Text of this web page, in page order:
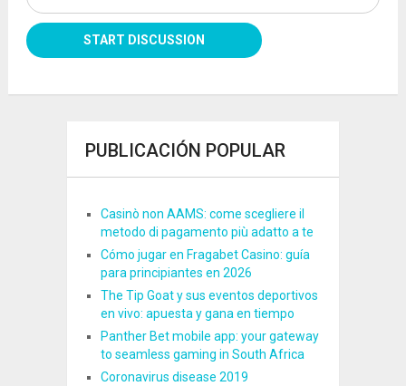
PUBLICACIÓN POPULAR
Casinò non AAMS: come scegliere il
metodo di pagamento più adatto a te
Cómo jugar en Fragabet Casino: guía
para principiantes en 2026
The Tip Goat y sus eventos deportivos
en vivo: apuesta y gana en tiempo
Panther Bet mobile app: your gateway
to seamless gaming in South Africa
Coronavirus disease 2019